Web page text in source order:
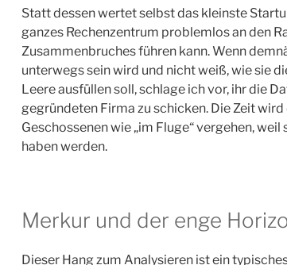
Statt dessen wertet selbst das kleinste
ganzes Rechenzentrum problemlos an den
Zusammenbruches führen kann. Wenn
unterwegs sein wird und nicht weiß, wie sie
Leere ausfüllen soll, schlage ich vor, ihr die
gegründeten Firma zu schicken. Die Zeit wird
Geschossenen wie „im Fluge“ vergehen, weil
haben werden.
Merkur und der enge
Dieser Hang zum Analysieren ist ein